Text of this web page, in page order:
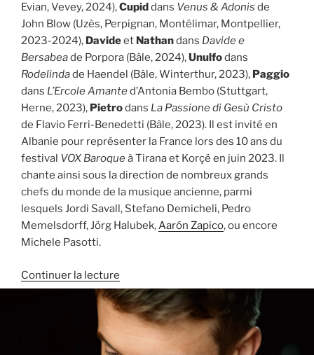
Evian, Vevey, 2024),Cupid dans Venus & Adonis de
John Blow (Uzès, Perpignan, Montélimar, Montpellier,
2023-2024), Davideet Nathandans Davide e
Bersabeade Porpora (Bâle, 2024),Unulfodans
Rodelindade Haendel (Bâle, Winterthur, 2023), Paggio
dans L’Ercole Amanted’Antonia Bembo (Stuttgart,
Herne, 2023), Pietrodans La Passione di Gesù Cristo
de Flavio Ferri-Benedetti (Bâle, 2023). Il est invité en
Albanie pour représenter la France lors des 10 ans du
festival VOX Baroqueà Tirana et Korçë en juin 2023. Il
chante ainsi sous la direction de nombreux grands
chefs du monde de la musique ancienne, parmi
lesquels Jordi Savall, Stefano Demicheli, Pedro
Memelsdorff, Jörg Halubek,Aarón Zapico, ou encore
Michele Pasotti.
Continuer la lecture
« Bio »